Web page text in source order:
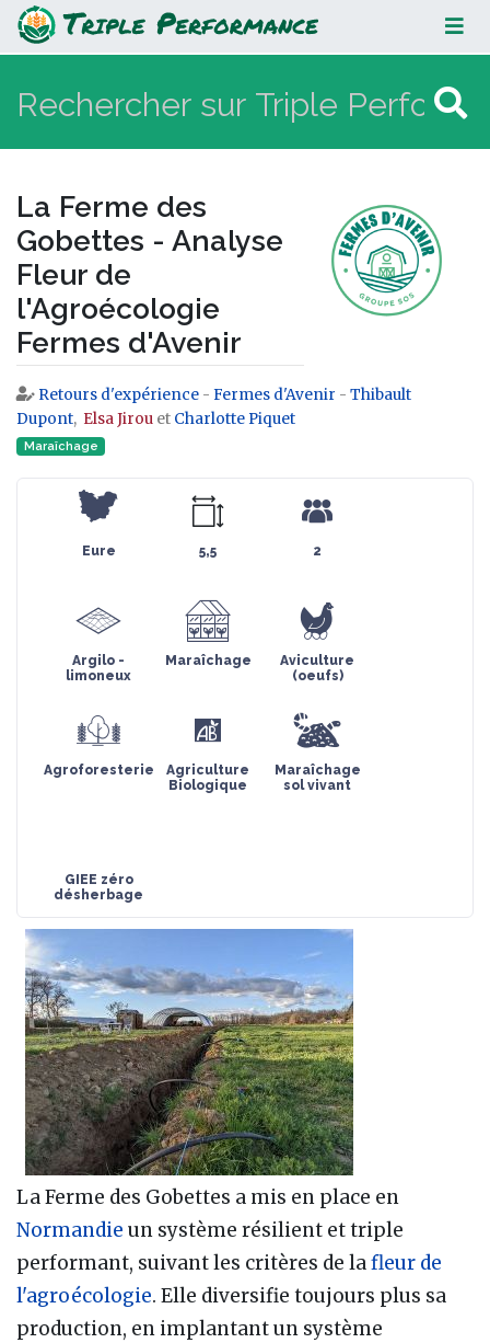
La Ferme des Gobettes - Analyse
Fleur de l'Agroécologie Fermes
d'Avenir
La Ferme des
Gobettes - Analyse
Fleur de
l'Agroécologie
Fermes d'Avenir
Aller à :navigation,rechercher
Retours d'expérience - Fermes d'Avenir - Thibault
Dupont, ​ Elsa Jirou et Charlotte Piquet
Maraîchage
Eure 5,5 2
Argilo -
limoneux
Maraîchage
Aviculture
(oeufs)
Agroforesterie
Agriculture
Biologique
Maraîchage
sol vivant
GIEE zéro
désherbage
La Ferme des Gobettes a mis en place en
Normandie un système résilient et triple
performant, suivant les critères de lafleur de
l'agroécologie. Elle diversifie toujours plus sa
production, en implantant un système